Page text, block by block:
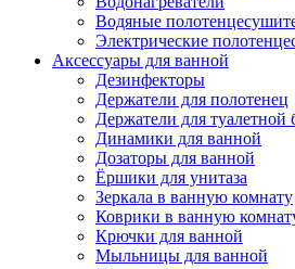
Водяные
Электрические
Аксессуары для ванной
Дезинфекторы
Держатели для полотенец
Держатели для туалетной
Динамики для ванной
Дозаторы для ванной
Ёршики для унитаза
Зеркала в ванную комнату
Коврики в ванную
Крючки для ванной
Мыльницы для ванной